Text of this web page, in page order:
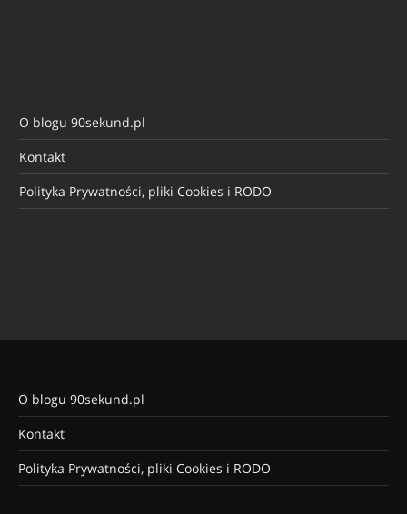
O blogu 90sekund.pl
Kontakt
Polityka Prywatności, pliki Cookies i RODO
O blogu 90sekund.pl
Kontakt
Polityka Prywatności, pliki Cookies i RODO